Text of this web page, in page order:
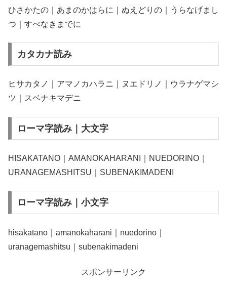
ひさかたの｜あまのかはらに｜ぬえどりの｜うらなげまし
つ｜すべなきまでに
カタカナ読み
ヒサカタノ｜アマノカハラニ｜ヌエドリノ｜ウラナゲマシ
ツ｜スベナキマデニ
ローマ字読み｜大文字
HISAKATANO｜AMANOKAHARANI｜NUEDORINO｜
URANAGEMASHITSU｜SUBENAKIMADENI
ローマ字読み｜小文字
hisakatano｜amanokaharani｜nuedorino｜
uranagemashitsu｜subenakimadeni
スポンサーリンク